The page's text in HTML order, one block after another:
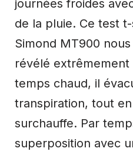
journées froides
de la pluie. Ce test
Simond MT900
révélé
temps chaud, il
transpiration, tout
surchauffe. Par
superposition avec